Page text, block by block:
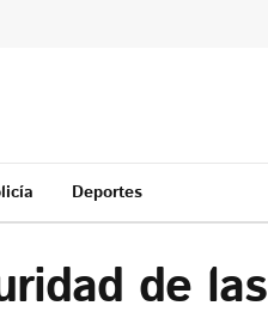
Deportes
de las